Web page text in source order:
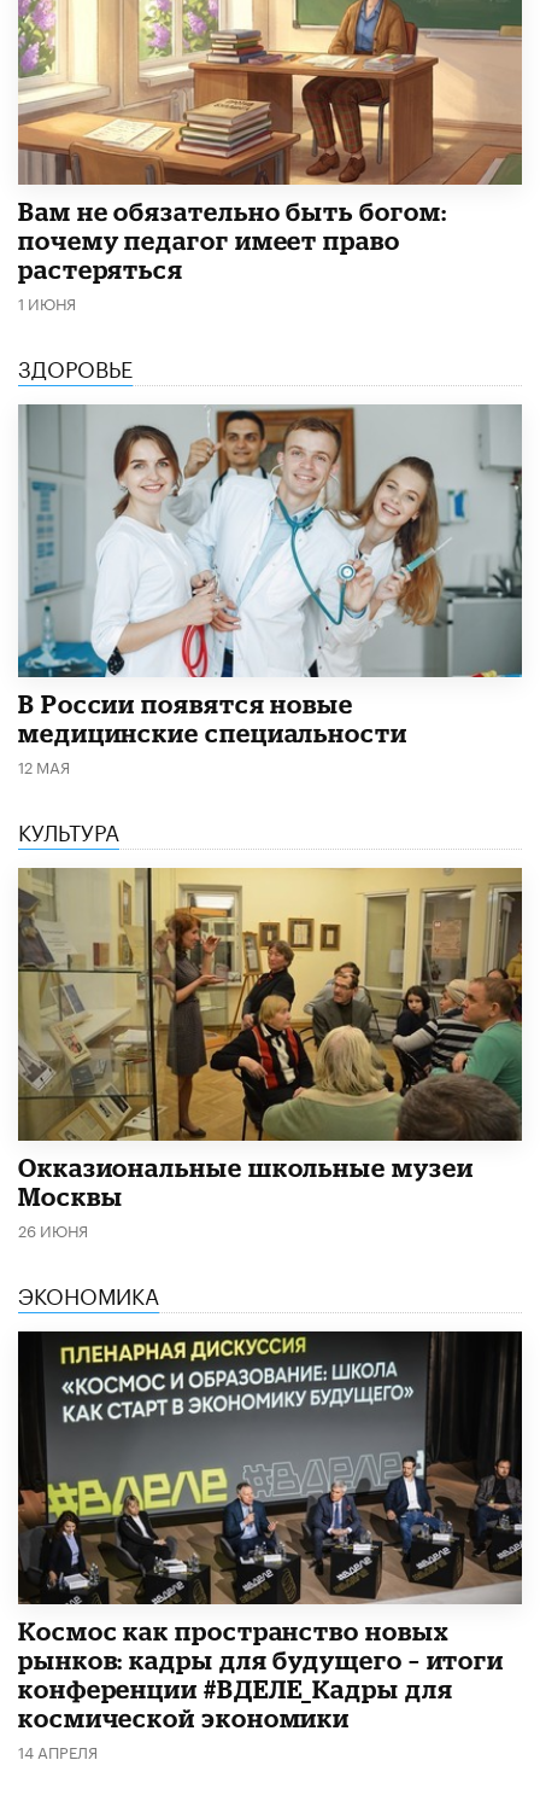
​Вам не обязательно быть богом:
почему педагог имеет право
растеряться
1 ИЮНЯ
ЗДОРОВЬЕ
В России появятся новые
медицинские специальности
12 МАЯ
КУЛЬТУРА
​Окказиональные школьные музеи
Москвы
26 ИЮНЯ
ЭКОНОМИКА
Космос как пространство новых
рынков: кадры для будущего – итоги
конференции #ВДЕЛЕ_Кадры для
космической экономики
14 АПРЕЛЯ